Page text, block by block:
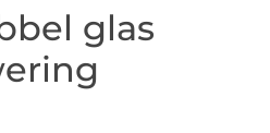
glas